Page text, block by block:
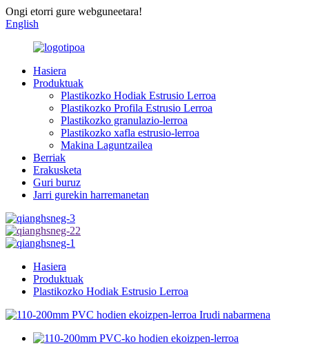
Ongi etorri gure webguneetara!
English
Hasiera
Produktuak
Plastikozko Hodiak Estrusio Lerroa
Plastikozko Profila Estrusio Lerroa
Plastikozko granulazio-lerroa
Plastikozko xafla estrusio-lerroa
Makina Laguntzailea
Berriak
Erakusketa
Guri buruz
Jarri gurekin harremanetan
Hasiera
Produktuak
Plastikozko Hodiak Estrusio Lerroa